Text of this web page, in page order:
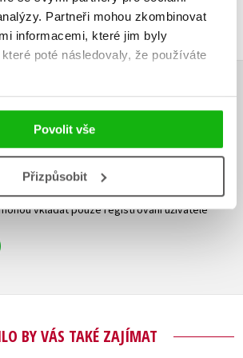
Partneři mohou zkombinovat
informacemi, které jim byly
poté následovaly, že používáte
Povolit vše
Přizpůsobit
vytvořena žádná uživatelská hodnocení.
vkládat pouze registrovaní uživatelé
BY VÁS TAKÉ ZAJÍMAT